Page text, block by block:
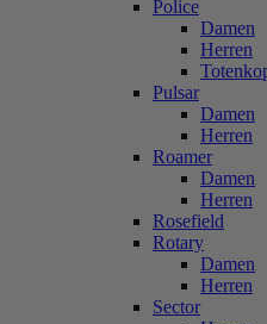
Police
Damen
Herren
Pulsar
Damen
Herren
Roamer
Damen
Herren
Rosefield
Rotary
Damen
Herren
Sector